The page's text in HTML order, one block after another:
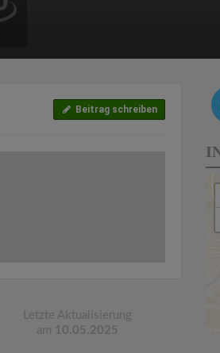
Beitrag schreiben
Letzte Aktualisierung
am 10.05.2025